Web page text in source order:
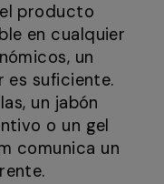
producto
en cualquier
un
es suficiente.
un jabón
o un gel
comunica un